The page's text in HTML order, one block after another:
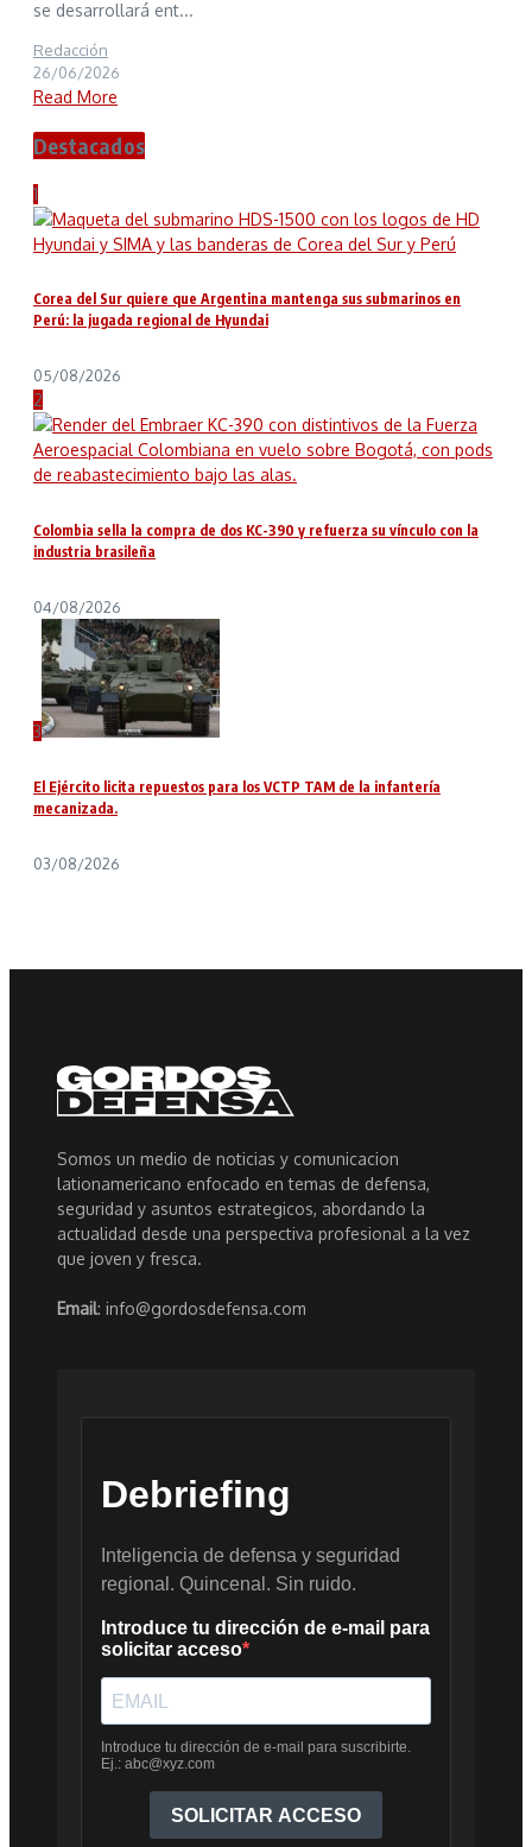
se desarrollará ent...
Redacción
26/06/2026
Read More
Destacados
1
Corea del Sur quiere que Argentina mantenga sus submarinos en
Perú: la jugada regional de Hyundai
05/08/2026
2
Colombia sella la compra de dos KC-390 y refuerza su vínculo con la
industria brasileña
04/08/2026
3
El Ejército licita repuestos para los VCTP TAM de la infantería
mecanizada.
03/08/2026
Somos un medio de noticias y comunicacion
lationamericano enfocado en temas de defensa,
seguridad y asuntos estrategicos, abordando la
actualidad desde una perspectiva profesional a la vez
que joven y fresca.
Email: info@gordosdefensa.com